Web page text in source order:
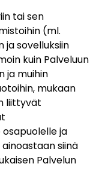
tai sen
(ml.
ja sovelluksiin
kuin Palveluun
ja muihin
mukaan
liittyvät
ja
siinä
Palvelun